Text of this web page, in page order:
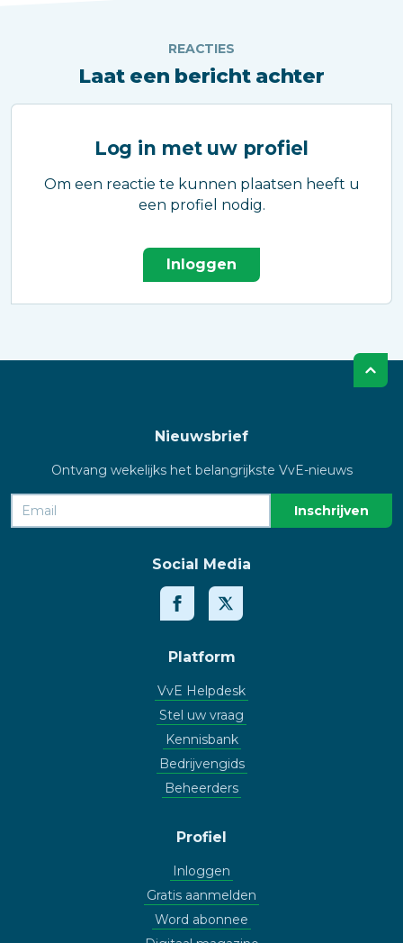
REACTIES
Laat een bericht achter
Log in met uw profiel
Om een reactie te kunnen plaatsen heeft u
een profiel nodig.
Inloggen
Nieuwsbrief
Ontvang wekelijks het belangrijkste VvE-nieuws
Social Media
Platform
VvE Helpdesk
Stel uw vraag
Kennisbank
Bedrijvengids
Beheerders
Profiel
Inloggen
Gratis aanmelden
Word abonnee